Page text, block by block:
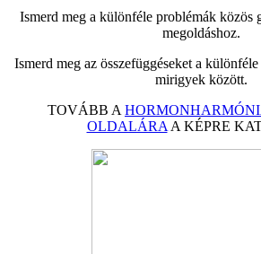
Ismerd meg a különféle problémák közös
megoldáshoz.
Ismerd meg az összefüggéseket a
mirigyek között.
TOVÁBB A
OLDALÁRA A KÉPRE